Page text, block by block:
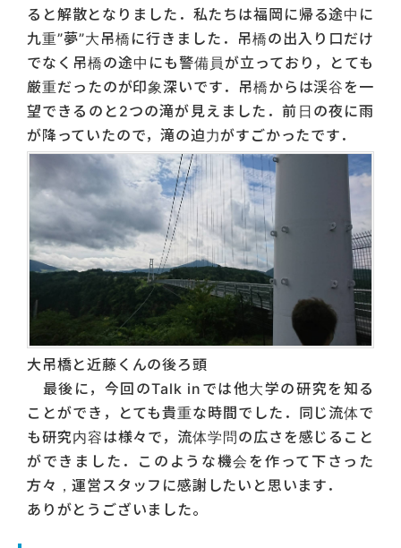
ると解散となりました．私たちは福岡に帰る途中に
九重”夢”大吊橋に行きました．吊橋の出入り口だけ
でなく吊橋の途中にも警備員が立っており，とても
厳重だったのが印象深いです．吊橋からは渓谷を一
望できるのと2つの滝が見えました．前日の夜に雨
が降っていたので，滝の迫力がすごかったです．
大吊橋と近藤くんの後ろ頭
最後に，今回のTalk inでは他大学の研究を知る
ことができ，とても貴重な時間でした．同じ流体で
も研究内容は様々で，流体学問の広さを感じること
ができました．このような機会を作って下さった
方々，運営スタッフに感謝したいと思います．
ありがとうございました。